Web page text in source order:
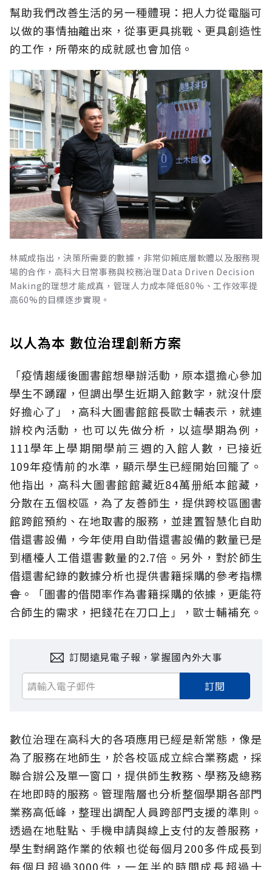
幫助我們改善生活的另一種體現：把人力從電腦可
以做的事情抽離出來，從事更具挑戰、更具創造性
的工作，所帶來的成就感也會加倍。
林威成指出，決策所需要的數據，非常仰賴底層軟體以及服務現
場的合作，高科大日常事務與校務治理Data Driven Decision
Making的理想才能成真，管理人力成本降低80%、工作效率提
高60%的目標逐步實現。
以人為本 數位治理創新方案
「疫情趨緩後圖書館想舉辦活動，原本還擔心參加
學生不踴躍，但調出學生近期入館數字，就沒什麼
好擔心了」，高科大圖書館館長歐士輔表示，就連
辦校內活動，也可以先做分析，以這學期為例，
111學年上學期開學前三週的入館人數，已接近
109年疫情前的水準，顯示學生已經開始回籠了。
他指出，高科大圖書館館藏近84萬册紙本館藏，
分散在五個校區，為了友善師生，提供跨校區圖書
館跨館預約、在地取書的服務，並建置智慧化自助
借還書設備，今年使用自助借還書設備的數量已是
到櫃檯人工借還書數量的2.7倍。另外，對於師生
借還書紀錄的數據分析也提供書籍採購的參考指標
會。「圖書的借閱率作為書籍採購的依據，更能符
合師生的需求，把錢花在刀口上」，歐士輔補充。
訂閱遠見電子報，掌握國內外大事
訂閱
數位治理在高科大的各項應用已經是新常態，像是
為了服務在地師生，於各校區成立綜合業務處，採
聯合辦公及單一窗口，提供師生教務、學務及總務
在地即時的服務。管理階層也分析整個學期各部門
業務高低峰，整理出調配人員跨部門支援的準則。
透過在地駐點、手機申請與線上支付的友善服務，
學生對網路作業的依賴也從每個月200多件成長到
每個月超過3000件，一年半的時間成長超過十